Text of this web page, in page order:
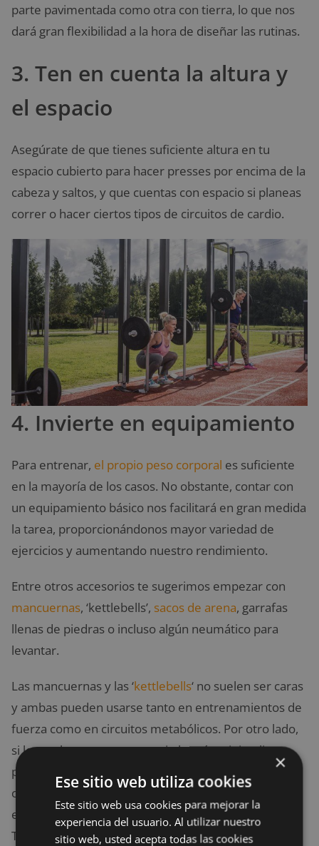
parte pavimentada como otra con tierra, lo que nos
dará gran flexibilidad a la hora de diseñar las rutinas.
3. Ten en cuenta la altura y
el espacio
Asegúrate de que tienes suficiente altura en tu
espacio cubierto para hacer presses por encima de la
cabeza y saltos, y que cuentas con espacio si planeas
correr o hacer ciertos tipos de circuitos de cardio.
4. Invierte en equipamiento
Para entrenar, el propio peso corporal es suficiente
en la mayoría de los casos. No obstante, contar con
un equipamiento básico nos facilitará en gran medida
la tarea, proporcionándonos mayor variedad de
ejercicios y aumentando nuestro rendimiento.
Entre otros accesorios te sugerimos empezar con
mancuernas, ‘kettlebells’, sacos de arena, garrafas
llenas de piedras o incluso algún neumático para
levantar.
Las mancuernas y las ‘kettlebells‘ no suelen ser caras
y ambas pueden usarse tanto en entrenamientos de
fuerza como en circuitos metabólicos. Por otro lado,
si lo que buscas es un espacio lo más minimalista
posible, las
bandas de resistencia
son tu opción,
ofreciendo infinidad de posibilidades en cuanto
ejercicios, trabajo de movilidad o estiramientos.
Tampoco debes olvidarte de tener a mano un
×
Ese sitio web utiliza cookies
Este sitio web usa cookies para mejorar la
experiencia del usuario. Al utilizar nuestro
sitio web, usted acepta todas las cookies